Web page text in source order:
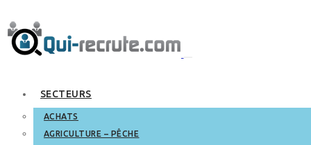
SECTEURS
ACHATS
AGRICULTURE – PÊCHE